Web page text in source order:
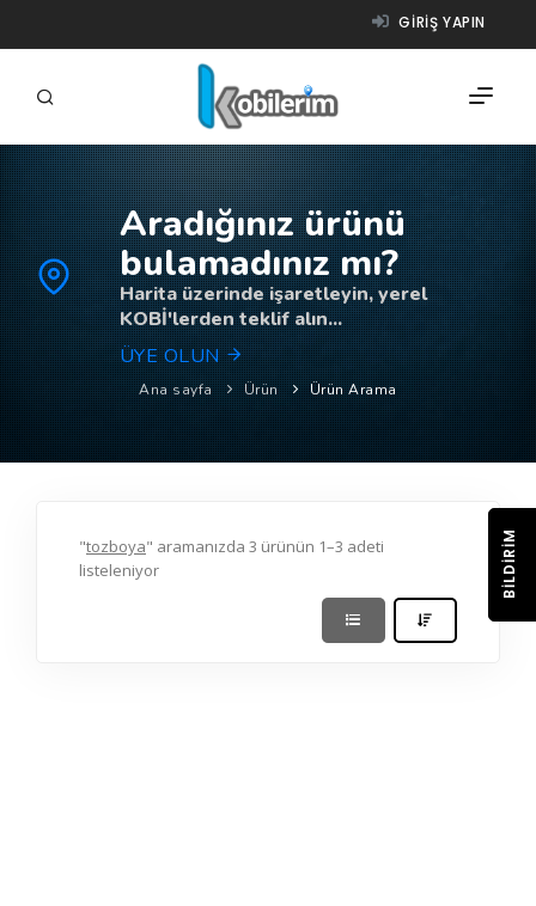
GIRIŞ YAPIN
FIRMALAR
ÜRÜNLER
NASIL ÇALIŞIR?
YARDIM
Aradığınız ürünü
bulamadınız mı?
Harita üzerinde işaretleyin, yerel
KOBİ'lerden teklif alın...
ÜYE OLUN
Ana sayfa Ürün Ürün Arama
"tozboya" aramanızda 3 ürünün 1–3 adeti
listeleniyor
BILDIRIM